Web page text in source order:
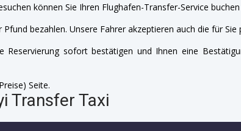
können Sie Ihren Flughafen-Transfer-Service
bezahlen. Unsere Fahrer akzeptieren auch die für Sie
sofort bestätigen und Ihnen eine
Seite.
Transfer Taxi